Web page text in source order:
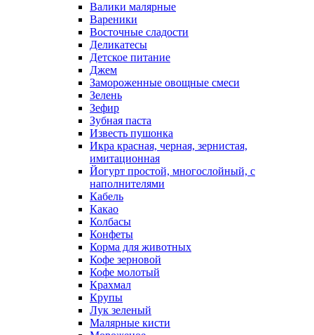
Валики малярные
Вареники
Восточные сладости
Деликатесы
Детское питание
Джем
Замороженные овощные смеси
Зелень
Зефир
Зубная паста
Известь пушонка
Икра красная, черная, зернистая,
имитационная
Йогурт простой, многослойный, с
наполнителями
Кабель
Какао
Колбасы
Конфеты
Корма для животных
Кофе зерновой
Кофе молотый
Крахмал
Крупы
Лук зеленый
Малярные кисти